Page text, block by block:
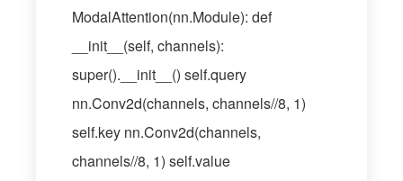
ModalAttention(nn.Module): def
__init__(self, channels):
super().__init__() self.query
nn.Conv2d(channels, channels//8, 1)
self.key nn.Conv2d(channels,
channels//8, 1) self.value